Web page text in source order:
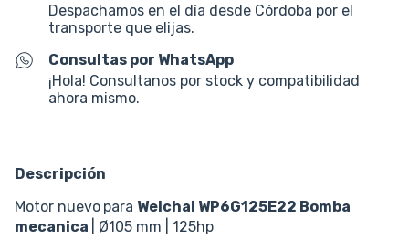
Despachamos en el día desde Córdoba por el
transporte que elijas.
Consultas por WhatsApp
¡Hola! Consultanos por stock y compatibilidad
ahora mismo.
Descripción
Motor nuevo para Weichai WP6G125E22 Bomba
mecanica
| Ø105 mm | 125hp